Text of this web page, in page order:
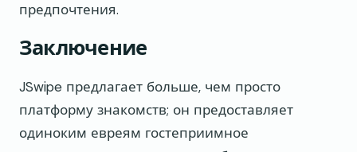
предпочтения.
Заключение
JSwipe предлагает больше, чем просто
платформу знакомств; он предоставляет
одиноким евреям гостеприимное